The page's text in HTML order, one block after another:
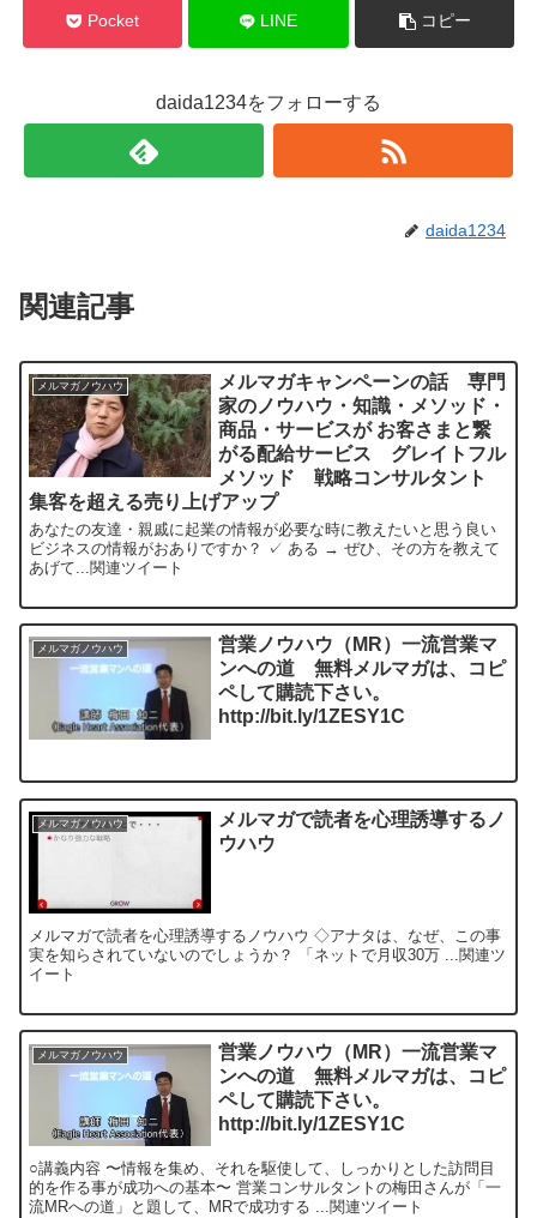
Pocket LINE コピー
daida1234をフォローする
daida1234
関連記事
メルマガノウハウ
メルマガキャンペーンの話 専門
家のノウハウ・知識・メソッド・
商品・サービスが お客さまと繋
がる配給サービス グレイトフル
メソッド 戦略コンサルタント
集客を超える売り上げアップ
あなたの友達・親戚に起業の情報が必要な時に教えたいと思う良い
ビジネスの情報がおありですか？ ✓ ある → ぜひ、その方を教えて
あげて...関連ツイート
メルマガノウハウ
営業ノウハウ（MR）一流営業マ
ンへの道 無料メルマガは、コピ
ペして購読下さい。
http://bit.ly/1ZESY1C
メルマガノウハウ
メルマガで読者を心理誘導するノ
ウハウ
メルマガで読者を心理誘導するノウハウ ◇アナタは、なぜ、この事
実を知らされていないのでしょうか？ 「ネットで月収30万 ...関連ツ
イート
メルマガノウハウ
営業ノウハウ（MR）一流営業マ
ンへの道 無料メルマガは、コピ
ペして購読下さい。
http://bit.ly/1ZESY1C
○講義内容 〜情報を集め、それを駆使して、しっかりとした訪問目
的を作る事が成功への基本〜 営業コンサルタントの梅田さんが「一
流MRへの道」と題して、MRで成功する ...関連ツイート